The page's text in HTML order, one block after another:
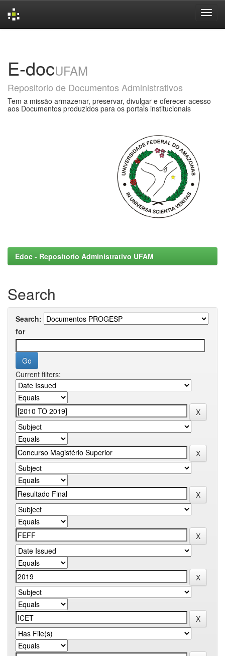
E-docUFAM
Repositorio de Documentos Administrativos
Tem a missão armazenar, preservar, divulgar e oferecer acesso
aos Documentos produzidos para os portais institucionais
Edoc - Repositorio Administrativo UFAM
Search
Search:
for
Current filters: